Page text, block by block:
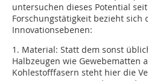
untersuchen dieses Potential
Forschungstätigkeit bezieht sich
Innovationsebenen:
1. Material: Statt dem sonst
Halbzeugen wie Gewebematten
Kohlestofffasern steht hier die